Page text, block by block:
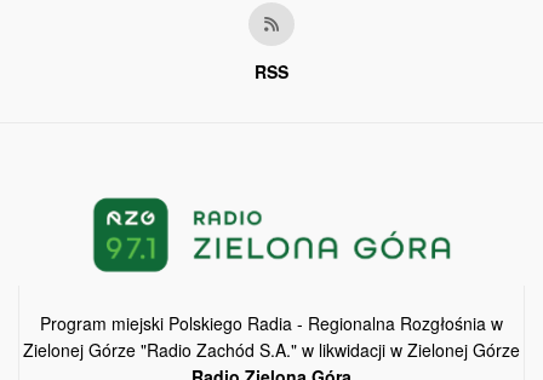
RSS
Program miejski Polskiego Radia - Regionalna Rozgłośnia w
Zielonej Górze "Radio Zachód S.A." w likwidacji w Zielonej Górze